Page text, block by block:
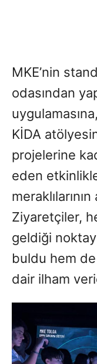
MKE’nin
odasından
KİDA
projelerine
eden
meraklılarının
Ziyaretçiler,
geldiği
buldu hem
dair ilham